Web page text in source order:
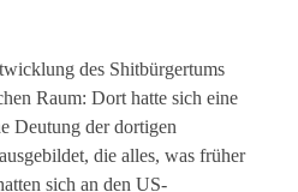
des Shitbürgertums
Raum: Dort hatte sich eine
Deutung der dortigen
die alles, was früher
sich an den US-